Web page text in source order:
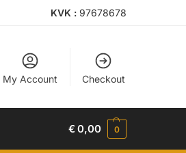
KVK : 97678678
My Account Checkout
€0,00 0